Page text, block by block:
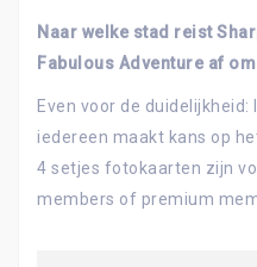
Naar welke stad reist
Fabulous Adventure af
Even voor de
iedereen maakt kans op
4 setjes fotokaarten zijn
members of premium